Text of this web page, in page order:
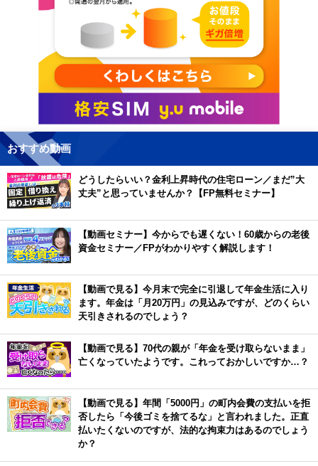
おすすめ動画
どうしたらいい？金利上昇時代の住宅ローン／まだ”大
丈夫”と思っていませんか？【FP無料セミナー】
【動画セミナー】今からでも遅くない！60歳からの老後
資金セミナー／FPがわかりやすく解説します！
【動画で見る】今月末で完全に引退して年金生活に入り
ます。年金は「月20万円」の見込みですが、どのくらい
天引きされるのでしょう？
【動画で見る】70代の親が「年金を受け取らないまま」
亡くなっていたようです。これっておかしいですか…？
【動画で見る】年間「5000円」の町内会費の支払いを拒
否したら「今後ゴミを捨てるな」と言われました。正直
払いたくないのですが、法的な拘束力はあるのでしょう
か？